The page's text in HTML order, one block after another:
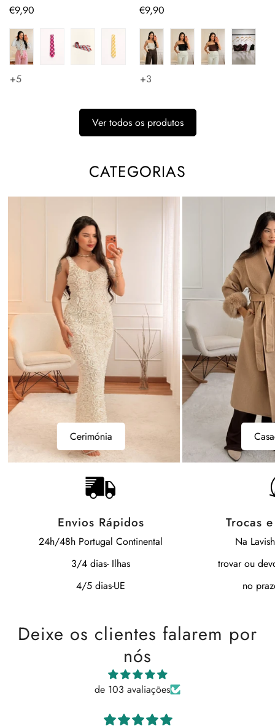
Preço
€9,90
+5
Preço
€9,90
+3
Ver todos os produtos
CATEGORIAS
Casacos Casacos Bodys
Envios Rápidos
24h/48h Portugal Continental
3/4 dias- Ilhas
4/5 dias-UE
Trocas
Na
trovar ou
no
Deixe os clientes falarem por
nós
de 103 avaliações